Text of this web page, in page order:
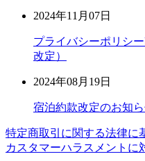
2024年11月07日
プライバシーポリシ
改定）
2024年08月19日
宿泊約款改定のお知ら
特定商取引に関する法律に
カスタマーハラスメントに